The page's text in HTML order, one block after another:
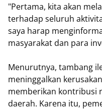
"Pertama, kita akan
terhadap seluruh
saya harap
masyarakat dan para
Menurutnya, tambang
meninggalkan
memberikan kontribusi
daerah. Karena itu,